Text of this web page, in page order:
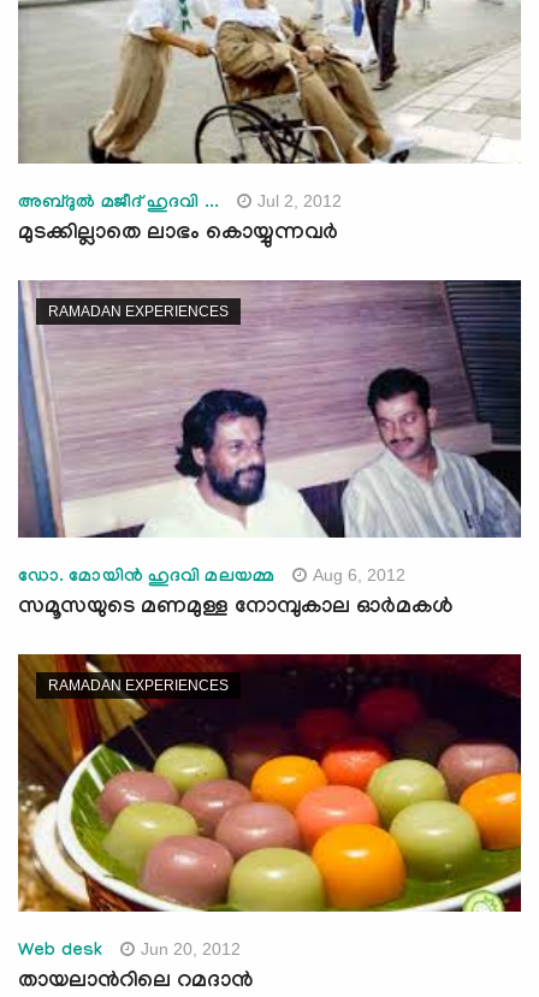
അബ്ദുല്‍ മജീദ് ഹുദവി ... Jul 2, 2012
മുടക്കില്ലാതെ ലാഭം കൊയ്യുന്നവർ
RAMADAN EXPERIENCES
ഡോ. മോയിന്‍ ഹുദവി മലയമ്മ Aug 6, 2012
സമൂസയുടെ മണമുള്ള നോമ്പുകാല ഓര്‍മകള്‍
RAMADAN EXPERIENCES
Web desk Jun 20, 2012
തായലാന്‍റിലെ റമദാന്‍